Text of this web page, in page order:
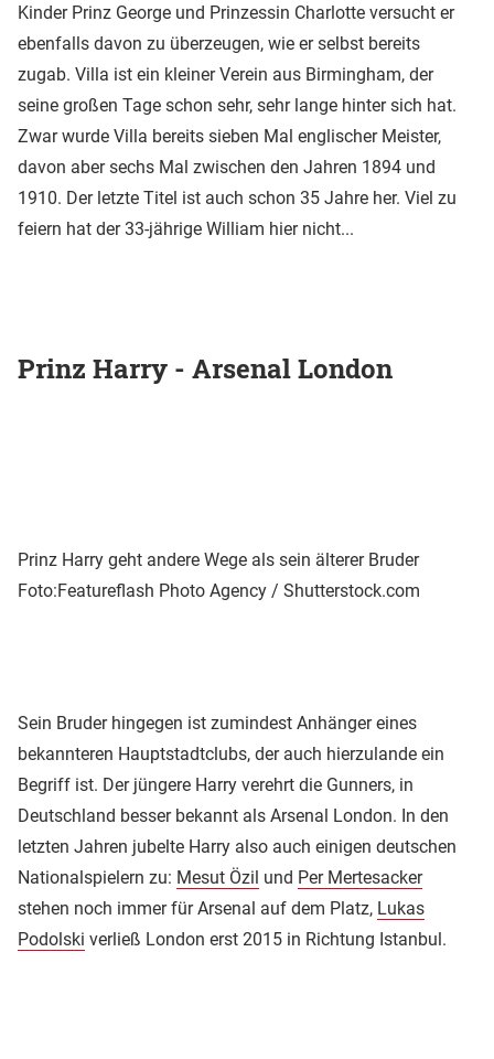
Kinder Prinz George und Prinzessin Charlotte versucht er
ebenfalls davon zu überzeugen, wie er selbst bereits
zugab. Villa ist ein kleiner Verein aus Birmingham, der
seine großen Tage schon sehr, sehr lange hinter sich hat.
Zwar wurde Villa bereits sieben Mal englischer Meister,
davon aber sechs Mal zwischen den Jahren 1894 und
1910. Der letzte Titel ist auch schon 35 Jahre her. Viel zu
feiern hat der 33-jährige William hier nicht...
Prinz Harry - Arsenal London
Prinz Harry geht andere Wege als sein älterer Bruder
Foto:Featureflash Photo Agency / Shutterstock.com
Sein Bruder hingegen ist zumindest Anhänger eines
bekannteren Hauptstadtclubs, der auch hierzulande ein
Begriff ist. Der jüngere Harry verehrt die Gunners, in
Deutschland besser bekannt als Arsenal London. In den
letzten Jahren jubelte Harry also auch einigen deutschen
Nationalspielern zu: Mesut Özil und Per Mertesacker
stehen noch immer für Arsenal auf dem Platz, Lukas
Podolski verließ London erst 2015 in Richtung Istanbul.